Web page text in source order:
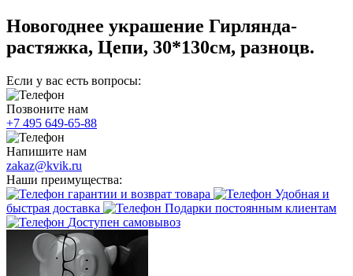
Новогоднее украшение Гирлянда-
растяжка, Цепи, 30*130см, разноцв.
Если у вас есть вопросы:
Позвоните нам
+7 495 649-65-88
Напишите нам
zakaz@kvik.ru
Наши преимущества:
гарантии и возврат товара
Удобная и
быстрая доставка
Подарки постоянным клиентам
Доступен самовывоз